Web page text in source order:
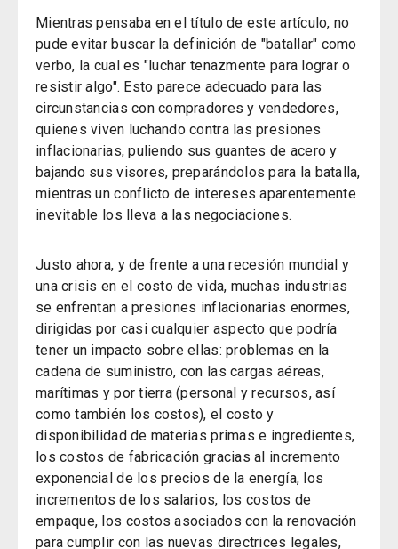
Mientras pensaba en el título de este artículo, no
pude evitar buscar la definición de "batallar" como
verbo, la cual es "luchar tenazmente para lograr o
resistir algo". Esto parece adecuado para las
circunstancias con compradores y vendedores,
quienes viven luchando contra las presiones
inflacionarias, puliendo sus guantes de acero y
bajando sus visores, preparándolos para la batalla,
mientras un conflicto de intereses aparentemente
inevitable los lleva a las negociaciones.
Justo ahora, y de frente a una recesión mundial y
una crisis en el costo de vida, muchas industrias
se enfrentan a presiones inflacionarias enormes,
dirigidas por casi cualquier aspecto que podría
tener un impacto sobre ellas: problemas en la
cadena de suministro, con las cargas aéreas,
marítimas y por tierra (personal y recursos, así
como también los costos), el costo y
disponibilidad de materias primas e ingredientes,
los costos de fabricación gracias al incremento
exponencial de los precios de la energía, los
incrementos de los salarios, los costos de
empaque, los costos asociados con la renovación
para cumplir con las nuevas directrices legales,